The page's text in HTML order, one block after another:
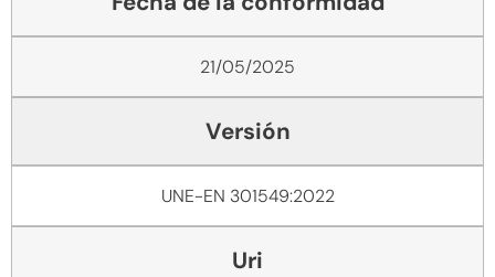
21/05/2025
Versión
UNE-EN 301549:2022
Uri